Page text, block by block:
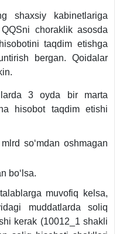
shaхsiy kabinetlariga
choraklik asosda
taqdim etishga
bergan. Qoidalar
3 oyda bir marta
hisobot taqdim etishi
soʻmdan oshmagan
boʻlsa.
muvofiq kelsa,
muddatlarda soliq
kerak (10012_1 shakli